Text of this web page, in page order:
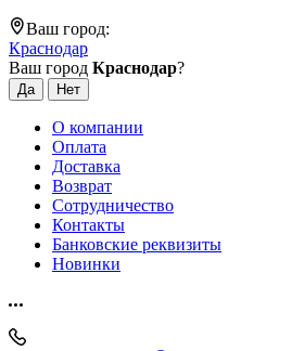
Ваш город:
Краснодар
Ваш город Краснодар?
О компании
Оплата
Доставка
Возврат
Сотрудничество
Контакты
Банковские реквизиты
Новинки